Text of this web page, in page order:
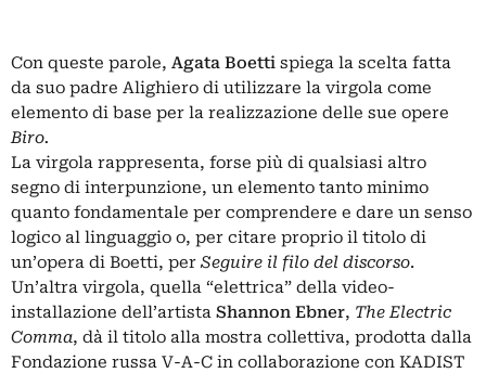
Con queste parole, Agata Boetti spiega la scelta fatta
da suo padre Alighiero di utilizzare la virgola come
elemento di base per la realizzazione delle sue opere
Biro.
La virgola rappresenta, forse più di qualsiasi altro
segno di interpunzione, un elemento tanto minimo
quanto fondamentale per comprendere e dare un senso
logico al linguaggio o, per citare proprio il titolo di
un’opera di Boetti, per Seguire il filo del discorso.
Un’altra virgola, quella “elettrica” della video-
installazione dell’artista Shannon Ebner, The Electric
Comma, dà il titolo alla mostra collettiva, prodotta dalla
Fondazione russa V-A-C in collaborazione con KADIST